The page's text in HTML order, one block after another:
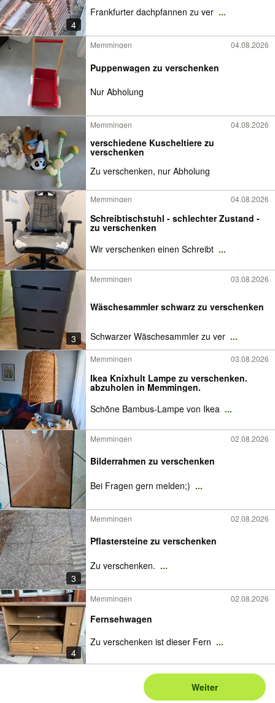
4
Frankfurter dachpfannen zu ver ...
Memmingen 04.08.2026
Puppenwagen zu verschenken
Nur Abholung
Memmingen 04.08.2026
verschiedene Kuscheltiere zu
verschenken
Zu verschenken, nur Abholung
Memmingen 04.08.2026
Schreibtischstuhl - schlechter Zustand -
zu verschenken
Wir verschenken einen Schreibt ...
3
Memmingen 03.08.2026
Wäschesammler schwarz zu verschenken
Schwarzer Wäschesammler zu ver ...
Memmingen 03.08.2026
Ikea Knixhult Lampe zu verschenken.
abzuholen in Memmingen.
Schõne Bambus-Lampe von Ikea ...
Memmingen 02.08.2026
Bilderrahmen zu verschenken
Bei Fragen gern melden;) ...
3
Memmingen 02.08.2026
Pflastersteine zu verschenken
Zu verschenken. ...
4
Memmingen 02.08.2026
Fernsehwagen
Zu verschenken ist dieser Fern ...
Weiter